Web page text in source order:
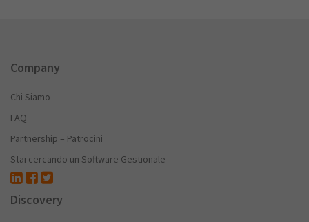
Company
Chi Siamo
FAQ
Partnership – Patrocini
Stai cercando un Software Gestionale
Discovery